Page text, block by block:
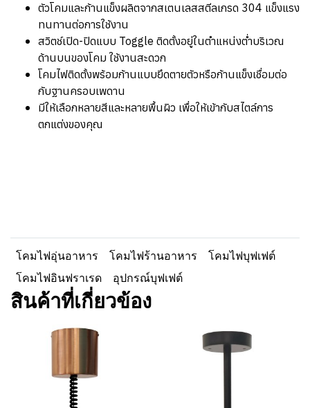
ตัวโคมและก้านแข็งผลิตจากสเตนเลสสตีลเกรด 304 แข็งแรง
ทนทานต่อการใช้งาน
สวิตช์เปิด-ปิดแบบ Toggle ติดตั้งอยู่ในตำแหน่งต่ำบริเวณ
ด้านบนของโคม ใช้งานสะดวก
โคมไฟติดตั้งพร้อมก้านแบบยึดตายตัวหรือก้านแข็งเชื่อมต่อ
กับฐานครอบเพดาน
มีให้เลือกหลายสีและหลายพื้นผิว เพื่อให้เข้ากับสไตล์การ
ตกแต่งของคุณ
โคมไฟอุ่นอาหาร โคมไฟร้านอาหาร
โคมไฟบุฟเฟต์
โคมไฟอินฟราเรด
อุปกรณ์บุฟเฟต์
สินค้าที่เกี่ยวข้อง